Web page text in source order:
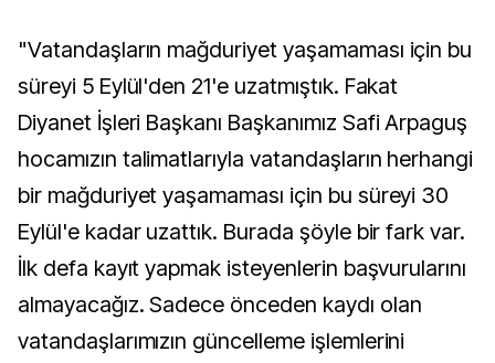
"Vatandaşların mağduriyet yaşamaması için bu
süreyi 5 Eylül'den 21'e uzatmıştık. Fakat
Diyanet İşleri Başkanı Başkanımız Safi Arpaguş
hocamızın talimatlarıyla vatandaşların herhangi
bir mağduriyet yaşamaması için bu süreyi 30
Eylül'e kadar uzattık. Burada şöyle bir fark var.
İlk defa kayıt yapmak isteyenlerin başvurularını
almayacağız. Sadece önceden kaydı olan
vatandaşlarımızın güncelleme işlemlerini